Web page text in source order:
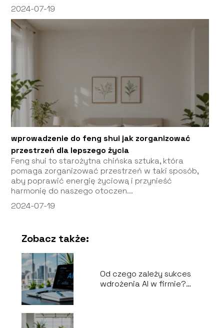
2024-07-19
wprowadzenie do feng shui jak zorganizować
przestrzeń dla lepszego życia
Feng shui to starożytna chińska sztuka, która
pomaga zorganizować przestrzeń w taki sposób,
aby poprawić energię życiową i przynieść
harmonię do naszego otoczen...
2024-07-19
Zobacz także:
Od czego zależy sukces
wdrożenia AI w firmie?